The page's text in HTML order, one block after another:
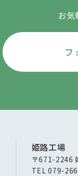
お気
フ
姫路工場
〒671-2246
TEL 079-